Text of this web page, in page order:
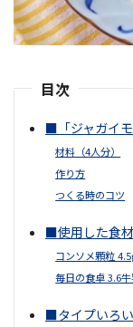
目次
■「ジャガイ
材料（4人分）
作り方
つくる時のコツ
■使用した食
コンソメ顆粒
毎日の食卓 3.6
■タイプいろ